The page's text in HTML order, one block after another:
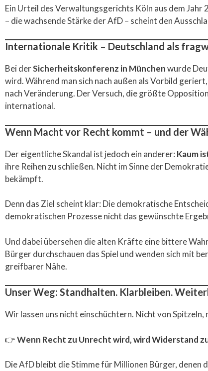
Ein Urteil des Verwaltungsgerichts Köln aus dem
– die wachsende Stärke der AfD – scheint den
Internationale Kritik – Deutschland als
Bei derSicherheitskonferenz in Münchenwurde
wird. Während man sich nach außen als Vorbild
nach Veränderung. Der Versuch, die größte
international.
Wenn Macht vor Recht kommt – und der
Der eigentliche Skandal ist jedoch ein anderer: Kaum
ihre Reihen zu schließen. Nicht im Sinne der
bekämpft.
Denn das Ziel scheint klar: Die demokratische
demokratischen Prozesse nicht das gewünschte
Und dabei übersehen die alten Kräfte eine bittere
Bürger durchschauen das Spiel und wenden sich mit
greifbarer Nähe.
Unser Weg: Standhalten. Klarbleiben.
Wir lassen uns nicht einschüchtern. Nicht von
👉Wenn Recht zu Unrecht wird, wird Widerstand
Die AfD bleibt die Stimme für Millionen Bürger,